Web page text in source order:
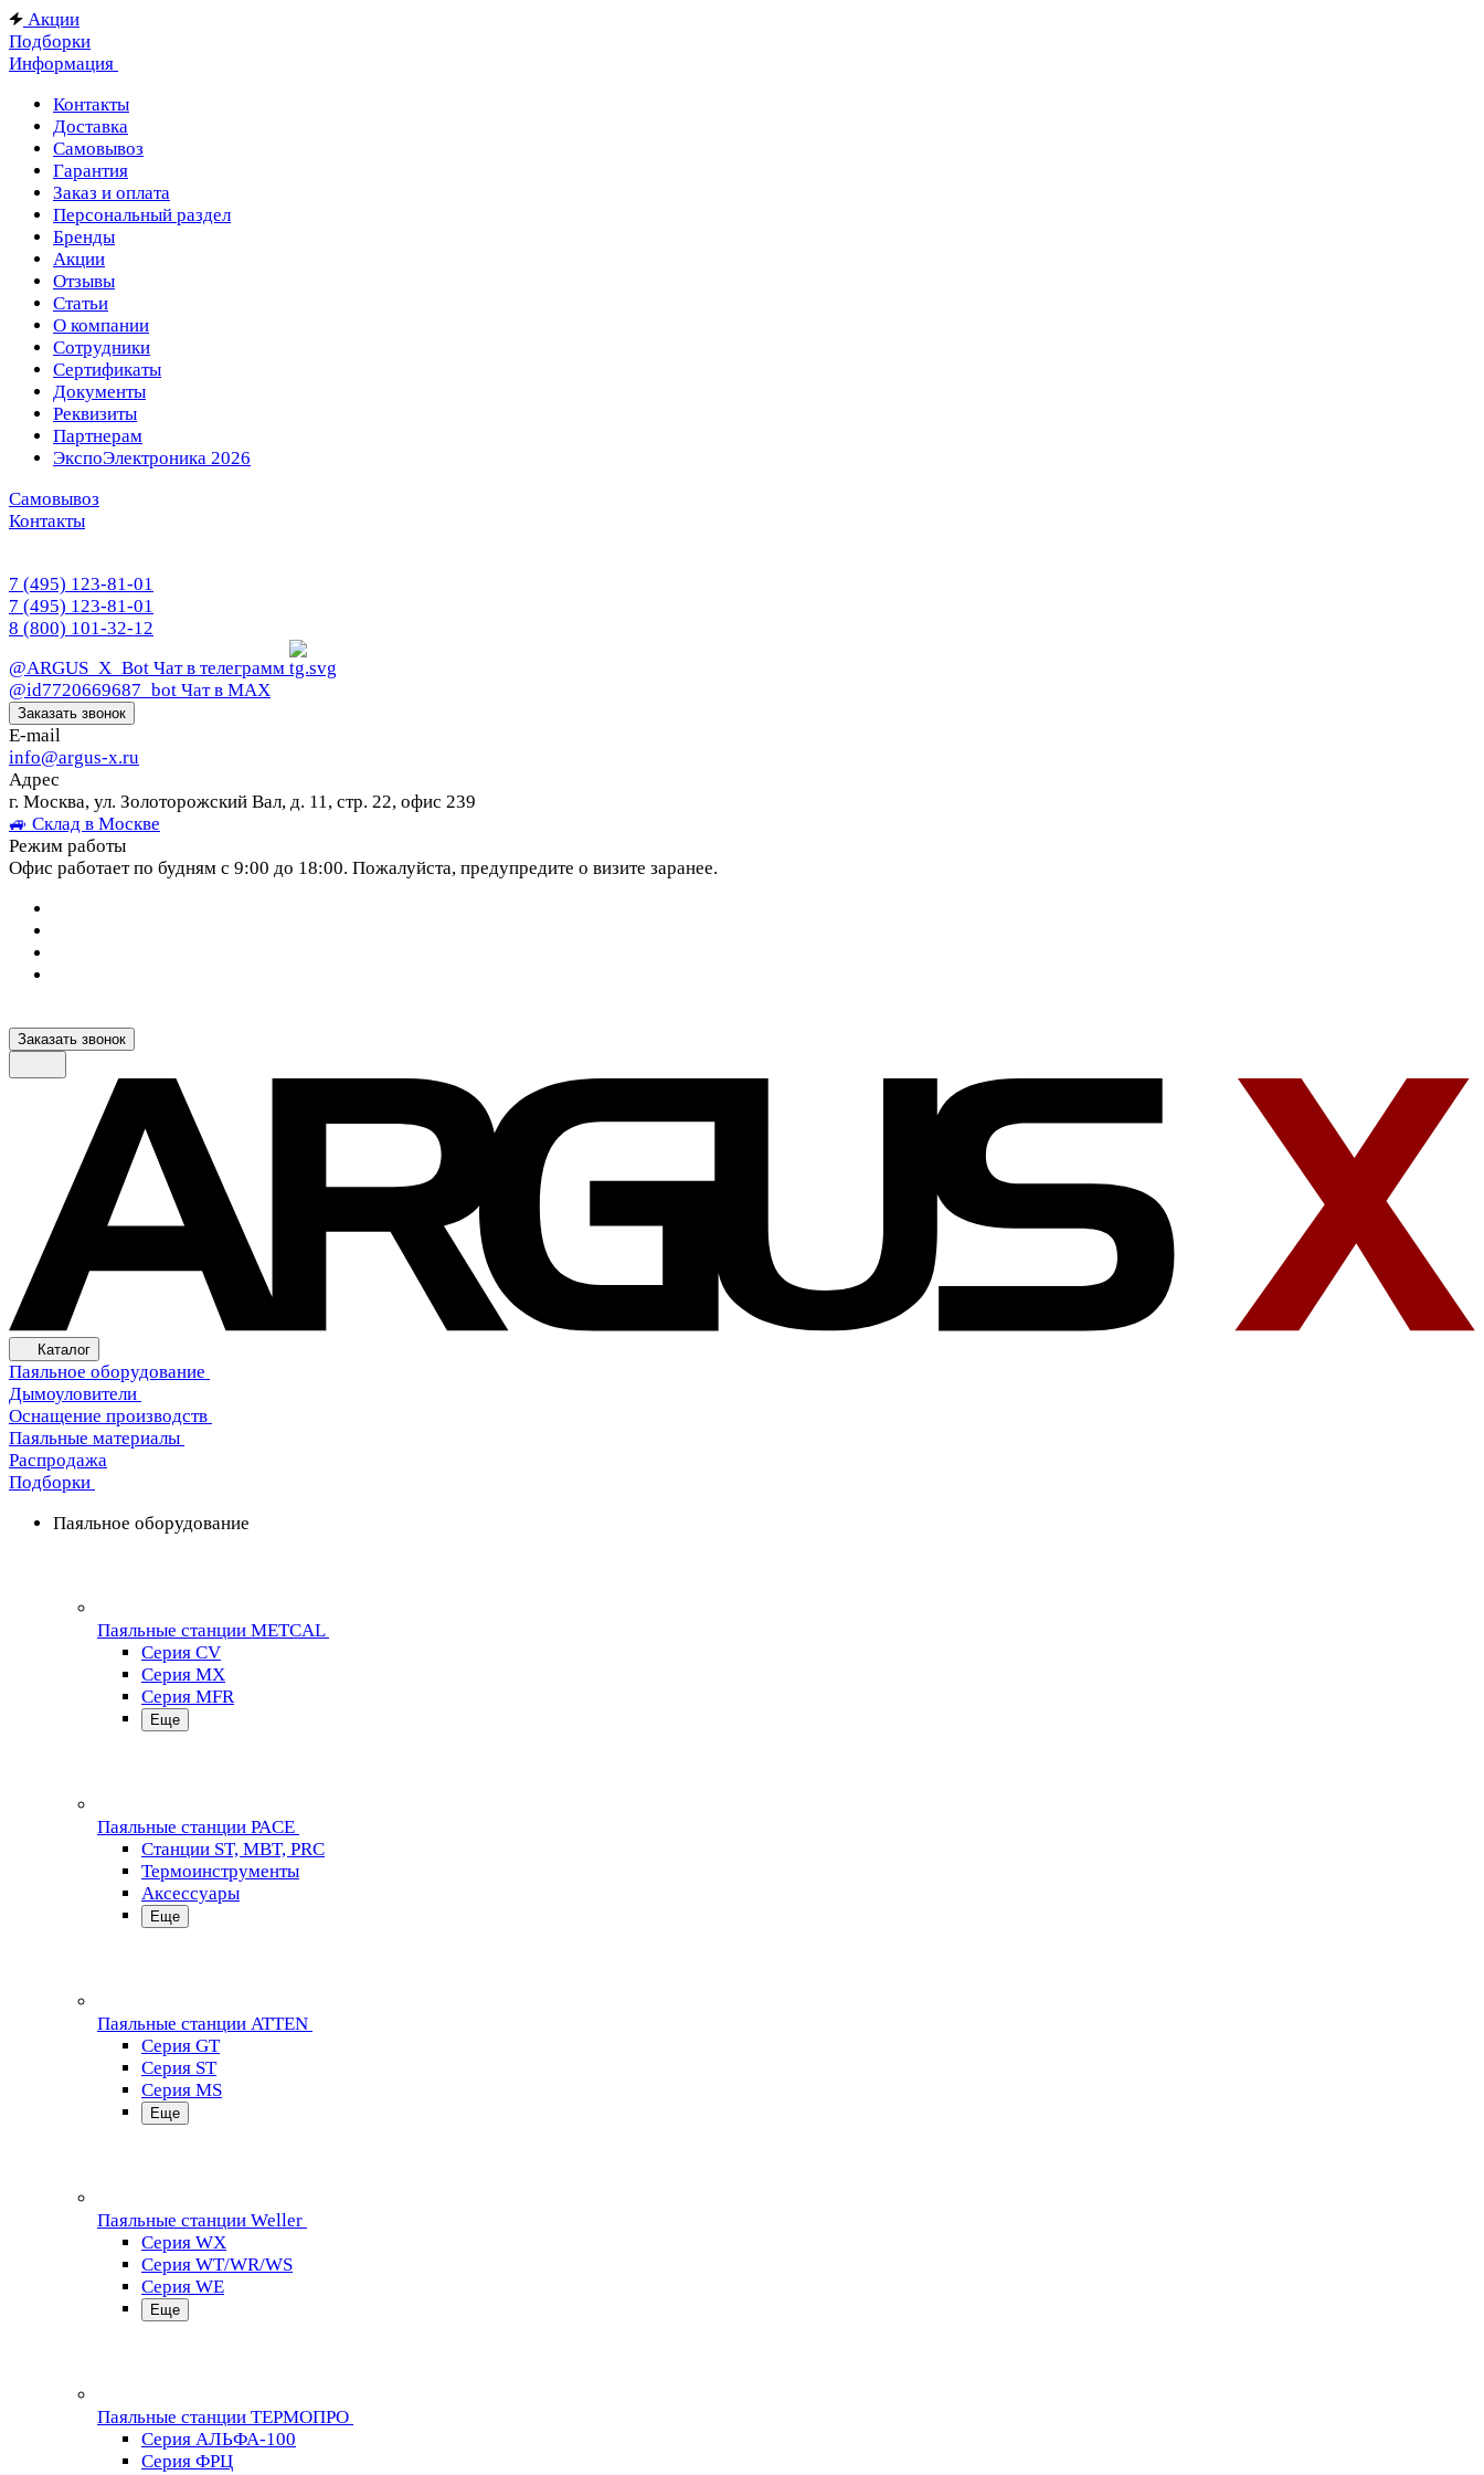
Акции
Подборки
Информация
Контакты
Доставка
Самовывоз
Гарантия
Заказ и оплата
Персональный раздел
Бренды
Акции
Отзывы
Статьи
О компании
Сотрудники
Сертификаты
Документы
Реквизиты
Партнерам
ЭкспоЭлектроника 2026
Самовывоз
Контакты
7 (495) 123-81-01
7 (495) 123-81-01
8 (800) 101-32-12
@ARGUS_X_Bot Чат в телеграмм
@id7720669687_bot Чат в МАХ
Заказать звонок
E-mail
info@argus-x.ru
Адрес
г. Москва, ул. Золоторожский Вал, д. 11, стр. 22, офис 239
🚙 Склад в Москве
Режим работы
Офис работает по будням с 9:00 до 18:00. Пожалуйста, предупредите о визите заранее.
Заказать звонок
Каталог
Паяльное оборудование
Дымоуловители
Оснащение производств
Паяльные материалы
Распродажа
Подборки
Паяльное оборудование
Паяльные станции METCAL
Серия CV
Серия MX
Серия MFR
Еще
Паяльные станции PACE
Станции ST, MBT, PRC
Термоинструменты
Аксессуары
Еще
Паяльные станции ATTEN
Серия GT
Серия ST
Серия MS
Еще
Паяльные станции Weller
Серия WX
Серия WT/WR/WS
Серия WE
Еще
Паяльные станции ТЕРМОПРО
Серия АЛЬФА-100
Серия ФРЦ